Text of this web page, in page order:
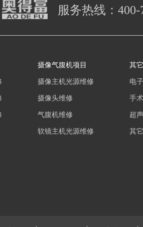
服务热线： 400-
摄像气腹机项目
摄像主机光源维修
摄像头维修
气腹机维修
软镜主机光源维修
其
电
手
超
其它